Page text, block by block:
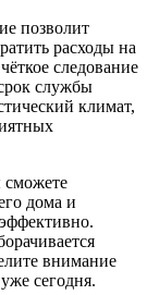
позволит
расходы на
следование
службы
климат,
дома и
внимание
сегодня.